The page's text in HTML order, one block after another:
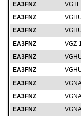
EA3FNZ
EA3FNZ
EA3FNZ
EA3FNZ
VGZ-
EA3FNZ
EA3FNZ
EA3FNZ
EA3FNZ
EA3FNZ